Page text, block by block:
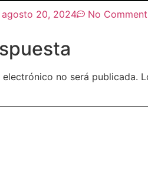
agosto 20, 2024 No
no será publicada.